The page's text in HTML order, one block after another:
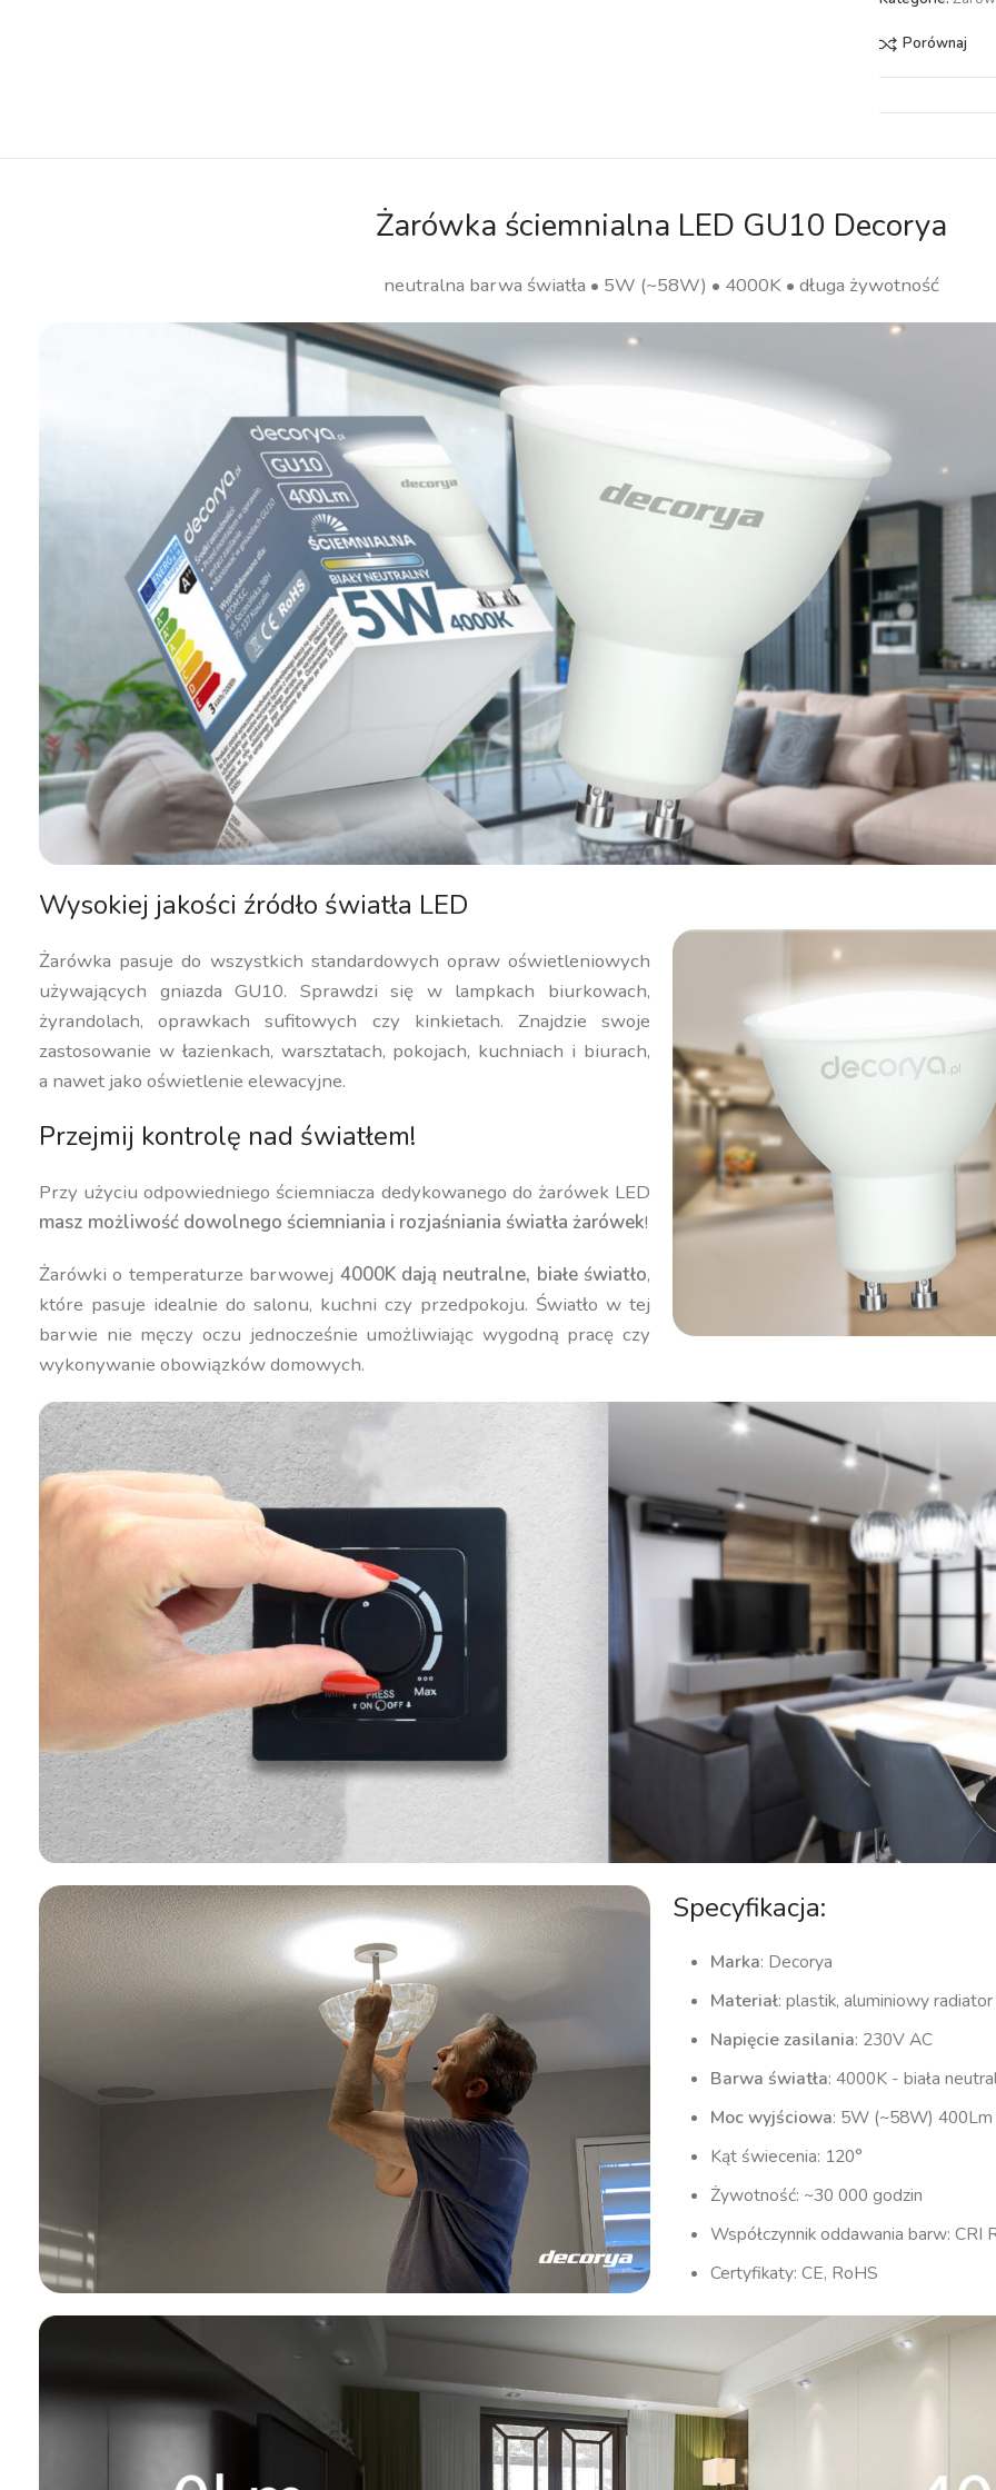
Porównaj
Żarówka ściemnialna LED GU10 Decorya
neutralna barwa światła • 5W (~58W) • 4000K • długa żywotność
Wysokiej jakości źródło światła LED
Żarówka pasuje do wszystkich standardowych opraw oświetleniowych
używających gniazda GU10. Sprawdzi się w lampkach biurkowach,
żyrandolach, oprawkach sufitowych czy kinkietach. Znajdzie swoje
zastosowanie w łazienkach, warsztatach, pokojach, kuchniach i biurach,
a nawet jako oświetlenie elewacyjne.
Przejmij kontrolę nad światłem!
Przy użyciu odpowiedniego ściemniacza dedykowanego do żarówek LED
masz możliwość dowolnego ściemniania i rozjaśniania światła żarówek!
Żarówki o temperaturze barwowej 4000K dają neutralne, białe światło,
które pasuje idealnie do salonu, kuchni czy przedpokoju. Światło w tej
barwie nie męczy oczu jednocześnie umożliwiając wygodną pracę czy
wykonywanie obowiązków domowych.
Specyfikacja:
Marka: Decorya
Materiał: plastik, aluminiowy
Napięcie zasilania: 230V AC
Barwa światła: 4000K - biała
Moc wyjściowa: 5W (~58W) 400Lm
Kąt świecenia: 120°
Żywotność: ~30 000 godzin
Współczynnik oddawania barw: CRI
Certyfikaty: CE, RoHS